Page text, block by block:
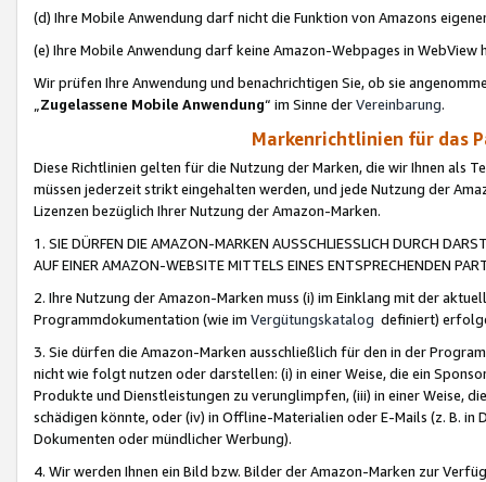
(d) Ihre Mobile Anwendung darf nicht die Funktion von Amazons
(e) Ihre Mobile Anwendung darf keine Amazon-Webpages in WebView
Wir prüfen Ihre Anwendung und benachrichtigen Sie, ob sie
„Zugelassene Mobile Anwendung“ im Sinne derVereinbarung.
Markenrichtlinien für das
Diese Richtlinien gelten für die Nutzung der Marken, die wir Ihnen als
müssen jederzeit strikt eingehalten werden, und jede Nutzung der
Lizenzen bezüglich Ihrer Nutzung der Amazon-Marken.
1. SIE DÜRFEN DIE AMAZON-MARKEN AUSSCHLIESSLICH DURCH
AUF EINER AMAZON-WEBSITE MITTELS EINES ENTSPRECHENDEN
2. Ihre Nutzung der Amazon-Marken muss (i) im Einklang mit der
Programmdokumentation (wie im Vergütungskatalog definiert)
3. Sie dürfen die Amazon-Marken ausschließlich für den in der
nicht wie folgt nutzen oder darstellen: (i) in einer Weise, die ein
Produkte und Dienstleistungen zu verunglimpfen, (iii) in einer Weise,
schädigen könnte, oder (iv) in Offline-Materialien oder E-Mails (z. B. in
Dokumenten oder mündlicher Werbung).
4. Wir werden Ihnen ein Bild bzw. Bilder der Amazon-Marken zur